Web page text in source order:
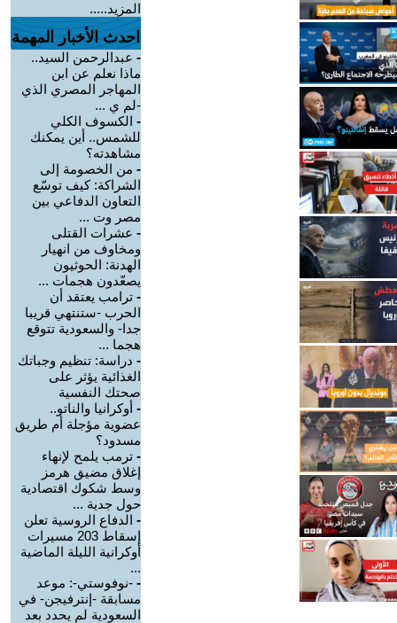
المزيد.....
احدث الأخبار المهمة
- عبدالرحمن السيد..
ماذا نعلم عن ابن
المهاجر المصري الذي
-لم ي ...
- الكسوف الكلي
للشمس.. أين يمكنك
مشاهدته؟
- من الخصومة إلى
الشراكة: كيف توسّع
التعاون الدفاعي بين
مصر وت ...
- عشرات القتلى
ومخاوف من انهيار
الهدنة: الحوثيون
يصعّدون هجمات ...
- ترامب يعتقد أن
الحرب -ستنتهي قريبا
جدا- والسعودية تتوقع
هجما ...
- دراسة: تنظيم وجباتك
الغذائية يؤثر على
صحتك النفسية
- أوكرانيا والناتو..
عضوية مؤجلة أم طريق
مسدود؟
- ترمب يلمح لإنهاء
إغلاق مضيق هرمز
وسط شكوك اقتصادية
حول جدية ...
- الدفاع الروسية تعلن
إسقاط 203 مسيرات
أوكرانية الليلة الماضية
...
- -نوفوستي-: موعد
مسابقة -إنترفيجن- في
السعودية لم يحدد بعد